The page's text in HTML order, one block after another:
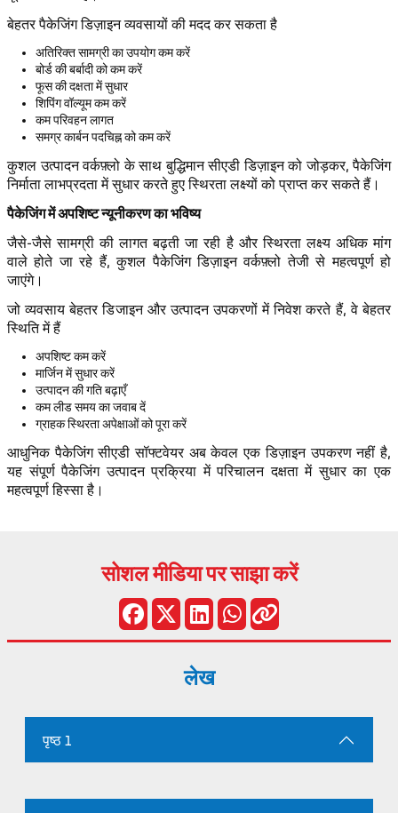
बेहतर पैकेजिंग डिज़ाइन व्यवसायों की मदद कर सकता है
अतिरिक्त सामग्री का उपयोग कम करें
बोर्ड की बर्बादी को कम करें
फूस की दक्षता में सुधार
शिपिंग वॉल्यूम कम करें
कम परिवहन लागत
समग्र कार्बन पदचिह्न को कम करें
कुशल उत्पादन वर्कफ़्लो के साथ बुद्धिमान सीएडी डिज़ाइन को जोड़कर, पैकेजिंग
निर्माता लाभप्रदता में सुधार करते हुए स्थिरता लक्ष्यों को प्राप्त कर सकते हैं।
पैकेजिंग में अपशिष्ट न्यूनीकरण का भविष्य
जैसे-जैसे सामग्री की लागत बढ़ती जा रही है और स्थिरता लक्ष्य अधिक मांग
वाले होते जा रहे हैं, कुशल पैकेजिंग डिज़ाइन वर्कफ़्लो तेजी से महत्वपूर्ण हो
जाएंगे।
जो व्यवसाय बेहतर डिजाइन और उत्पादन उपकरणों में निवेश करते हैं, वे बेहतर
स्थिति में हैं
अपशिष्ट कम करें
मार्जिन में सुधार करें
उत्पादन की गति बढ़ाएँ
कम लीड समय का जवाब दें
ग्राहक स्थिरता अपेक्षाओं को पूरा करें
आधुनिक पैकेजिंग सीएडी सॉफ्टवेयर अब केवल एक डिज़ाइन उपकरण नहीं है,
यह संपूर्ण पैकेजिंग उत्पादन प्रक्रिया में परिचालन दक्षता में सुधार का एक
महत्वपूर्ण हिस्सा है।
सोशल मीडिया पर साझा करें
लेख
पृष्ठ 1